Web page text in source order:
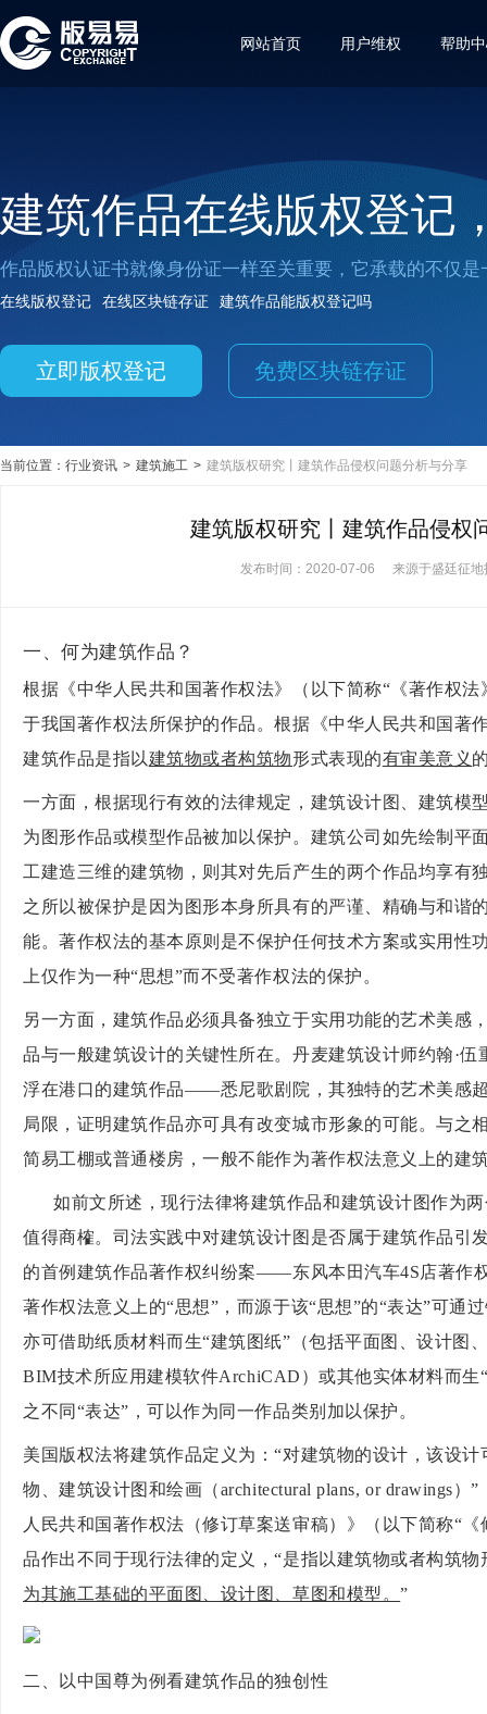
网站首页 用户维权 帮助
建筑作品在线版权登记
作品版权认证书就像身份证一样至关重要，它承载的不仅
在线版权登记 在线区块链存证 建筑作品能版权登记吗
立即版权登记 免费区块链存证
当前位置： 行业资讯 > 建筑施工 > 建筑版权研究丨建筑作品侵权问题分析与分享
建筑版权研究丨建筑作品侵权
发布时间：2020-07-06 来源于盛廷征
一、何为建筑作品？
根据《中华人民共和国著作权法》（以下简称“《著作权法
于我国著作权法所保护的作品。根据《中华人民共和国著
建筑作品是指以建筑物或者构筑物形式表现的有审美意义
一方面，根据现行有效的法律规定，建筑设计图、建筑模
为图形作品或模型作品被加以保护。建筑公司如先绘制平
工建造三维的建筑物，则其对先后产生的两个作品均享有
之所以被保护是因为图形本身所具有的严谨、精确与和谐
能。著作权法的基本原则是不保护任何技术方案或实用性
上仅作为一种“思想”而不受著作权法的保护。
另一方面，建筑作品必须具备独立于实用功能的艺术美感
品与一般建筑设计的关键性所在。丹麦建筑设计师约翰·伍
浮在港口的建筑作品——悉尼歌剧院，其独特的艺术美感
局限，证明建筑作品亦可具有改变城市形象的可能。与之
简易工棚或普通楼房，一般不能作为著作权法意义上的建
如前文所述，现行法律将建筑作品和建筑设计图作为
值得商榷。司法实践中对建筑设计图是否属于建筑作品引
的首例建筑作品著作权纠纷案——东风本田汽车4S店著作
著作权法意义上的“思想”，而源于该“思想”的“表达”可通
亦可借助纸质材料而生“建筑图纸”（包括平面图、设计图
BIM技术所应用建模软件ArchiCAD）或其他实体材料而生
之不同“表达”，可以作为同一作品类别加以保护。
美国版权法将建筑作品定义为：“对建筑物的设计，该设
物、建筑设计图和绘画（architectural plans, or drawings）
人民共和国著作权法（修订草案送审稿）》（以下简称“
品作出不同于现行法律的定义，“是指以建筑物或者构筑
为其施工基础的平面图、设计图、草图和模型。”
二、以中国尊为例看建筑作品的独创性